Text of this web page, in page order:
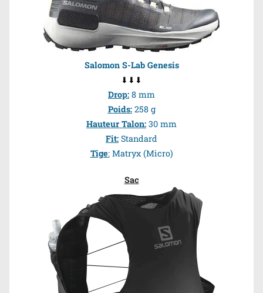
Salomon S-Lab Genesis
⬇⬇⬇
Drop: 8 mm
Poids:258 g
Hauteur Talon: 30 mm
Fit: Standard
Tige:Matryx (Micro)
Sac